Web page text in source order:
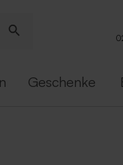
Geschenke